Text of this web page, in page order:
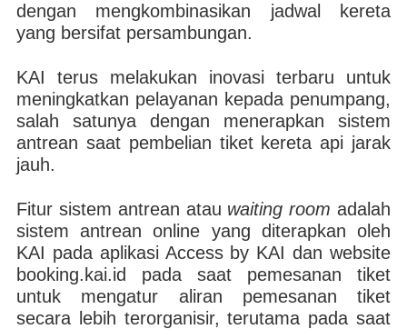
dengan mengkombinasikan jadwal kereta
yang bersifat persambungan.
KAI terus melakukan inovasi terbaru untuk
meningkatkan pelayanan kepada penumpang,
salah satunya dengan menerapkan sistem
antrean saat pembelian tiket kereta api jarak
jauh.
Fitur sistem antrean atau waiting room adalah
sistem antrean online yang diterapkan oleh
KAI pada aplikasi Access by KAI dan website
booking.kai.id pada saat pemesanan tiket
untuk mengatur aliran pemesanan tiket
secara lebih terorganisir, terutama pada saat